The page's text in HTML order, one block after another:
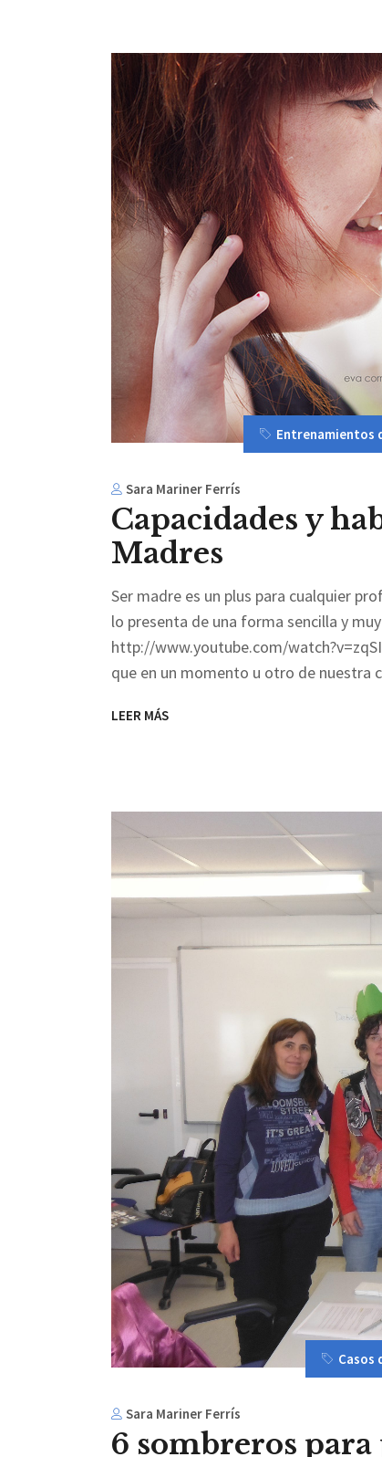
Entrenamientos
Sara Mariner Ferrís
Capacidades y
Madres
Ser madre es un plus para cualquier
lo presenta de una forma sencilla y
http://www.youtube.com/
que en un momento u otro de nuestra
LEER MÁS
Casos
Sara Mariner Ferrís
6 sombreros